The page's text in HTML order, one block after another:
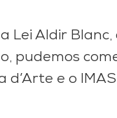
Lei Aldir
pudemos
e o